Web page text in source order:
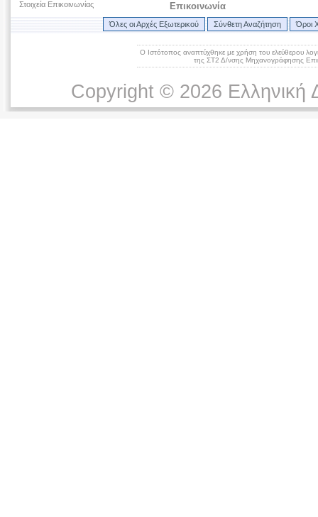
Στοιχεία Επικοινωνίας Επικοινωνία
Όλες οι Αρχές Εξωτερικού Σύνθετη Αναζήτηση Όροι
Ο Ιστότοπος αναπτύχθηκε με χρήση του ελεύθερου
της ΣΤ2 Δ/νσης Μηχανογράφησης
Copyright © 2026